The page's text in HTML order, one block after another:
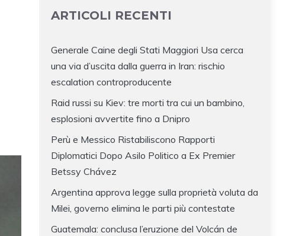
ARTICOLI RECENTI
Generale Caine degli Stati Maggiori Usa cerca
una via d’uscita dalla guerra in Iran: rischio
escalation controproducente
Raid russi su Kiev: tre morti tra cui un bambino,
esplosioni avvertite fino a Dnipro
Perù e Messico Ristabiliscono Rapporti
Diplomatici Dopo Asilo Politico a Ex Premier
Betssy Chávez
Argentina approva legge sulla proprietà voluta da
Milei, governo elimina le parti più contestate
Guatemala: conclusa l’eruzione del Volcán de